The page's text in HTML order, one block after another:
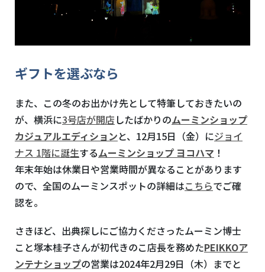
ギフトを選ぶなら
また、この冬のお出かけ先として特筆しておきたいの
が、横浜に3号店が開店 したばかりのムーミンショップ
カジュアルエディションと、 12月15日（金）にジョイ
ナス 1階に誕生するムーミンショップ ヨコハマ ！
年末年始は休業日や営業時間が異なることがあります
ので、全国のムーミンスポットの詳細はこちらでご確
認を。
さきほど、出典探しにご協力くださったムーミン博士
こと塚本桂子さんが初代きのこ店長を務めたPEIKKOア
ンテナショップの営業は2024年2月29日（木）までと